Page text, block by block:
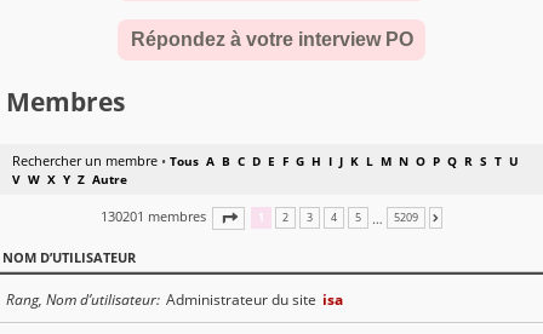
Répondez à votre interview PO
Membres
Rechercher un membre • Tous A B C D E F G H I J K L M N O P Q R S T U
V W X Y Z Autre
130201 membres PAGE SUR 5209
1 2 3 4 5 … 5209
NOM D’UTILISATEUR
Rang, Nom d’utilisateur Administrateur du site isa